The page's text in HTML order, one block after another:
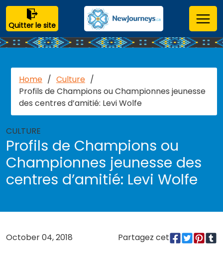
Quitter le site
CULTURE
Home / Culture /
Profils de Champions ou Championnes jeunesse
des centres d’amitié: Levi Wolfe
Profils de Champions ou
Championnes jeunesse des
centres d’amitié: Levi Wolfe
October 04, 2018 Partagez cet